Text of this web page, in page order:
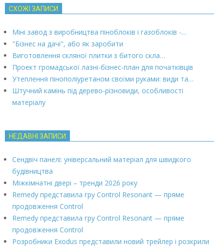
СХОЖІ ЗАПИСИ
Міні завод з виробництва піноблоків і газоблоків -…
"Бізнес на дачі", або як заробити
Виготовлення скляної плитки з битого скла…
Проект громадської лазні-бізнес-план для початківців
Утеплення пінополіуретаном своїми руками: види та…
Штучний камінь під дерево-різновиди, особливості
матеріалу
НЕДАВНІ ЗАПИСИ
Сендвіч панелі: універсальний матеріал для швидкого
будівництва
Міжкімнатні двері – тренди 2026 року
Remedy представила гру Control Resonant — пряме
продовження Control
Remedy представила гру Control Resonant — пряме
продовження Control
Розробники Exodus представили новий трейлер і розкрили